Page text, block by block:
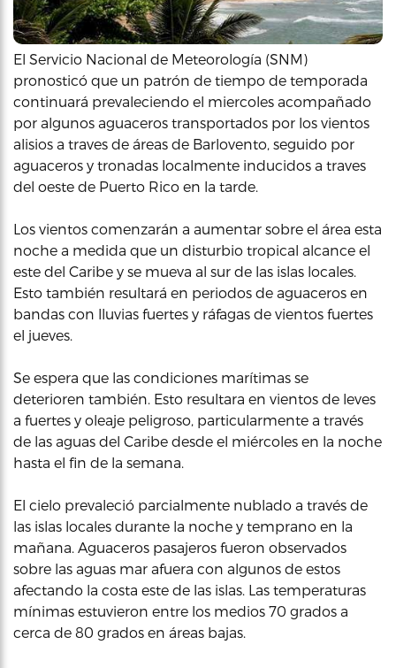
El Servicio Nacional de Meteorología (SNM)
pronosticó que un patrón de tiempo de temporada
continuará prevaleciendo el miercoles acompañado
por algunos aguaceros transportados por los vientos
alisios a traves de áreas de Barlovento, seguido por
aguaceros y tronadas localmente inducidos a traves
del oeste de Puerto Rico en la tarde.
Los vientos comenzarán a aumentar sobre el área esta
noche a medida que un disturbio tropical alcance el
este del Caribe y se mueva al sur de las islas locales.
Esto también resultará en periodos de aguaceros en
bandas con lluvias fuertes y ráfagas de vientos fuertes
el jueves.
Se espera que las condiciones marítimas se
deterioren también. Esto resultara en vientos de leves
a fuertes y oleaje peligroso, particularmente a través
de las aguas del Caribe desde el miércoles en la noche
hasta el fin de la semana.
El cielo prevaleció parcialmente nublado a través de
las islas locales durante la noche y temprano en la
mañana. Aguaceros pasajeros fueron observados
sobre las aguas mar afuera con algunos de estos
afectando la costa este de las islas. Las temperaturas
mínimas estuvieron entre los medios 70 grados a
cerca de 80 grados en áreas bajas.